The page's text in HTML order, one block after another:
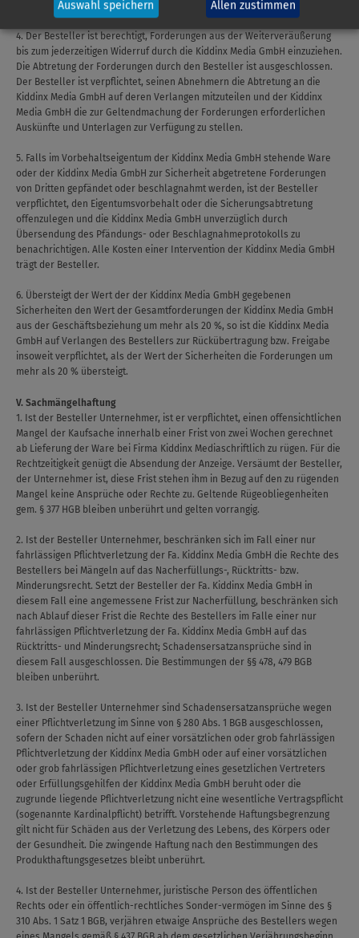
veräußerten Vorbehaltsware.
4. Der Besteller ist berechtigt, Forderungen aus der Weiterveräußerung
bis zum jederzeitigen Widerruf durch die Kiddinx Media GmbH einzuziehen.
Die Abtretung der Forderungen durch den Besteller ist ausgeschlossen.
Der Besteller ist verpflichtet, seinen Abnehmern die Abtretung an die
Kiddinx Media GmbH auf deren Verlangen mitzuteilen und der Kiddinx
Media GmbH die zur Geltendmachung der Forderungen erforderlichen
Auskünfte und Unterlagen zur Verfügung zu stellen.
5. Falls im Vorbehaltseigentum der Kiddinx Media GmbH stehende Ware
oder der Kiddinx Media GmbH zur Sicherheit abgetretene Forderungen
von Dritten gepfändet oder beschlagnahmt werden, ist der Besteller
verpflichtet, den Eigentumsvorbehalt oder die Sicherungsabtretung
offenzulegen und die Kiddinx Media GmbH unverzüglich durch
Übersendung des Pfändungs- oder Beschlagnahmeprotokolls zu
benachrichtigen. Alle Kosten einer Intervention der Kiddinx Media GmbH
trägt der Besteller.
6. Übersteigt der Wert der der Kiddinx Media GmbH gegebenen
Sicherheiten den Wert der Gesamtforderungen der Kiddinx Media GmbH
aus der Geschäftsbeziehung um mehr als 20 %, so ist die Kiddinx Media
GmbH auf Verlangen des Bestellers zur Rückübertragung bzw. Freigabe
insoweit verpflichtet, als der Wert der Sicherheiten die Forderungen um
mehr als 20 % übersteigt.
V. Sachmängelhaftung
1. Ist der Besteller Unternehmer, ist er verpflichtet, einen offensichtlichen
Mangel der Kaufsache innerhalb einer Frist von zwei Wochen gerechnet
ab Lieferung der Ware bei Firma Kiddinx Mediaschriftlich zu rügen. Für die
Rechtzeitigkeit genügt die Absendung der Anzeige. Versäumt der Besteller,
der Unternehmer ist, diese Frist stehen ihm in Bezug auf den zu rügenden
Mangel keine Ansprüche oder Rechte zu. Geltende Rügeobliegenheiten
gem. § 377 HGB bleiben unberührt und gelten vorrangig.
2. Ist der Besteller Unternehmer, beschränken sich im Fall einer nur
fahrlässigen Pflichtverletzung der Fa. Kiddinx Media GmbH die Rechte des
Bestellers bei Mängeln auf das Nacherfüllungs-, Rücktritts- bzw.
Minderungsrecht. Setzt der Besteller der Fa. Kiddinx Media GmbH in
diesem Fall eine angemessene Frist zur Nacherfüllung, beschränken sich
nach Ablauf dieser Frist die Rechte des Bestellers im Falle einer nur
fahrlässigen Pflichtverletzung der Fa. Kiddinx Media GmbH auf das
Rücktritts- und Minderungsrecht; Schadensersatzansprüche sind in
diesem Fall ausgeschlossen. Die Bestimmungen der §§ 478, 479 BGB
bleiben unberührt.
3. Ist der Besteller Unternehmer sind Schadensersatzansprüche wegen
einer Pflichtverletzung im Sinne von § 280 Abs. 1 BGB ausgeschlossen,
sofern der Schaden nicht auf einer vorsätzlichen oder grob fahrlässigen
Pflichtverletzung der Kiddinx Media GmbH oder auf einer vorsätzlichen
oder grob fahrlässigen Pflichtverletzung eines gesetzlichen Vertreters
oder Erfüllungsgehilfen der Kiddinx Media GmbH beruht oder die
zugrunde liegende Pflichtverletzung nicht eine wesentliche Vertragspflicht
(sogenannte Kardinalpflicht) betrifft. Vorstehende Haftungsbegrenzung
gilt nicht für Schäden aus der Verletzung des Lebens, des Körpers oder
der Gesundheit. Die zwingende Haftung nach den Bestimmungen des
Produkthaftungsgesetzes bleibt unberührt.
4. Ist der Besteller Unternehmer, juristische Person des öffentlichen
Rechts oder ein öffentlich-rechtliches Sonder-vermögen im Sinne des §
310 Abs. 1 Satz 1 BGB, verjähren etwaige Ansprüche des Bestellers wegen
Auswahl speichern Allen zustimmen